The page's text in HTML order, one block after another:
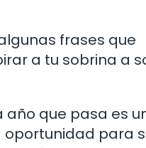
frases que
a tu sobrina a
año que pasa es
oportunidad para